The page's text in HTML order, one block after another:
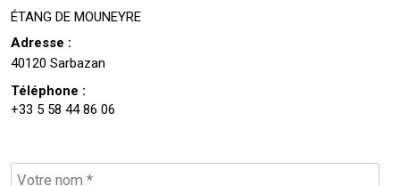
ÉTANG DE MOUNEYRE
Adresse :
40120 Sarbazan
Téléphone :
+33 5 58 44 86 06